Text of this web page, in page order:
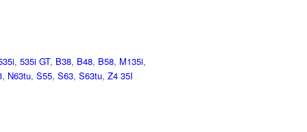
, 535i GT, B38, B48, B58, M135i,
, N63tu, S55, S63, S63tu, Z4 35I